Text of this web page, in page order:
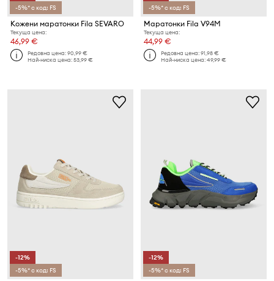
-5%* с код: FS
Кожени маратонки Fila SEVARO
Текуща цена:
46,99 €
Редовна цена:90,99 €
Най-ниска цена:53,99 €
-5%* с код: FS
Маратонки Fila V94M
Текуща цена:
44,99 €
Редовна цена:91,98 €
Най-ниска цена:49,99 €
-12%
-5%* с код: FS
-12%
-5%* с код: FS